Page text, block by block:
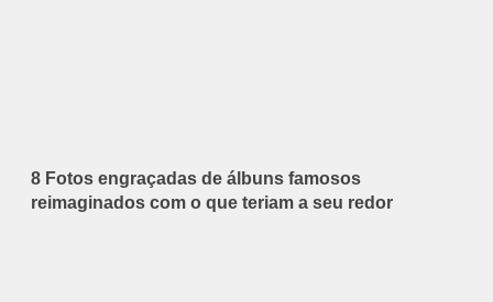
8 Fotos engraçadas de álbuns famosos
reimaginados com o que teriam a seu redor